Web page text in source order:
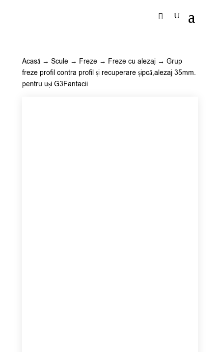
Acasă→ Scule→ Freze→ Freze cu alezaj→ Grup
freze profil contra profil și recuperare șipcă,alezaj 35mm.
pentru uși G3Fantacii